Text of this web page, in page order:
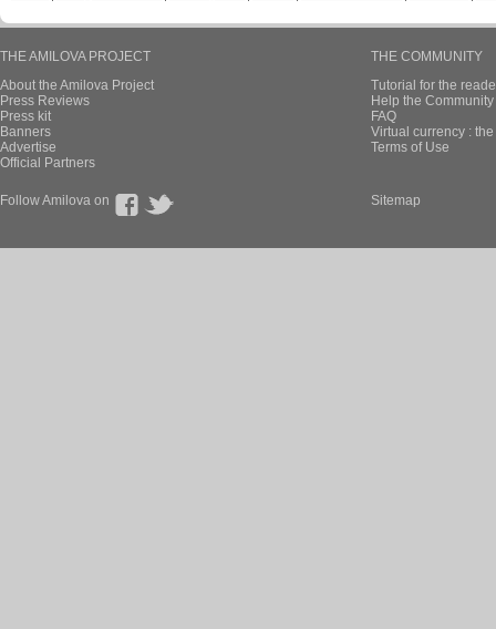
THE AMILOVA PROJECT
About the Amilova Project
Press Reviews
Press kit
Banners
Advertise
Official Partners
THE COMMUNITY
Tutorial for the
Help the
FAQ
Virtual currency :
Terms of Use
Follow Amilova on Sitemap